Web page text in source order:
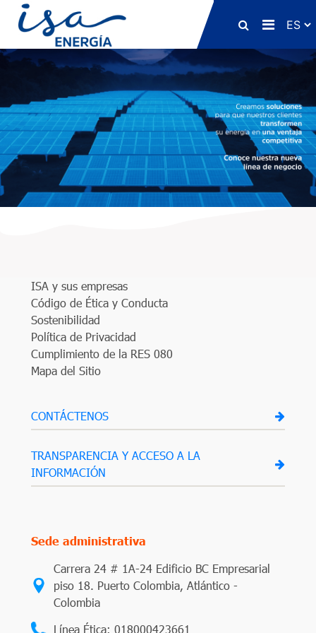
Desplegabar
ISA y sus empresas
Código de Ética y Conducta
Sostenibilidad
Política de Privacidad
Cumplimiento de la RES 080
Mapa del Sitio
CONTÁCTENOS
TRANSPARENCIA Y ACCESO A LA
INFORMACIÓN
Sede administrativa
Carrera 24 # 1A-24 Edificio BC Empresarial
piso 18. Puerto Colombia, Atlántico -
Colombia
Línea Ética: 018000423661